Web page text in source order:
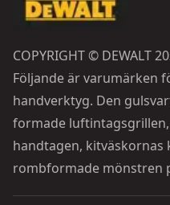
COPYRIGHT © DEWALT
Följande är varumärken
handverktyg. Den
formade
handtagen,
rombformade mönstren